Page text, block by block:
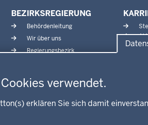
verwendet.
erklären Sie sich damit
BEZIRKSREGIERUNG
Behördenleitung
Wir über uns
Regierungsbezirk